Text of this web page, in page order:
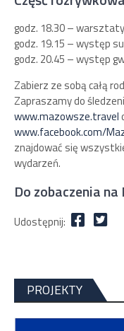
godz. 18.30 –
godz. 19.15 – występ
godz. 20.45 – występ
Zabierz ze sobą całą
Zapraszamy do
www.mazowsze.travel
www.facebook.com/
znajdować się
wydarzeń.
Do zobaczenia
Udostępnij:
PROJEKTY